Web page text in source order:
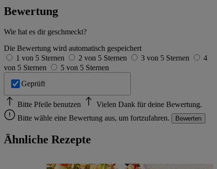
Bewertung
Wie hat es dir geschmeckt?
Die Bewertung wird automatisch gespeichert
1 von 5 Sternen
2 von 5 Sternen 3 von 5 Sternen
4
von 5 Sternen
5 von 5 Sternen
Geprüft
Bitte Pfeile benutzen
Vielen Dank für deine Bewertung.
Bitte wähle eine Bewertung aus, um fortzufahren.
Bewerten
Ähnliche Rezepte